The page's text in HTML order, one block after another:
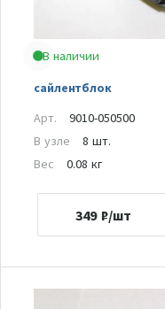
В наличии
сайлентблок
Арт.
9010-050500
В узле
8 шт.
Вес
0.08 кг
349 ₽/шт